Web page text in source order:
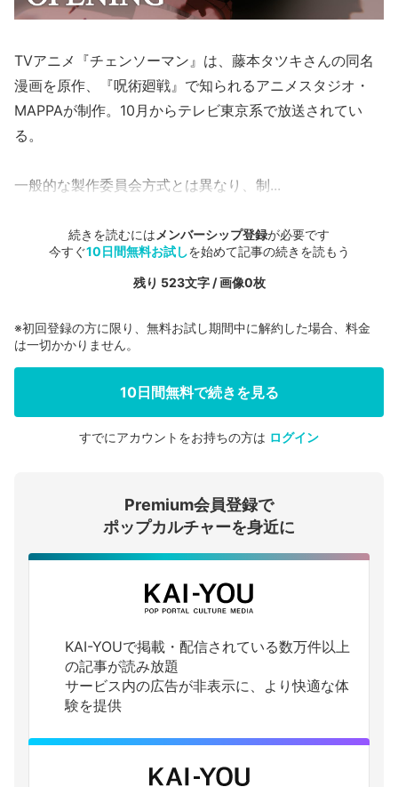
TVアニメ『チェンソーマン』は、藤本タツキさんの同名
漫画を原作、『呪術廻戦』で知られるアニメスタジオ・
MAPPAが制作。10月からテレビ東京系で放送されてい
る。
一般的な製作委員会方式とは異なり、制...
続きを読むには メンバーシップ登録が必要です
今すぐ10日間無料お試しを始めて記事の続きを読もう
残り 523文字 / 画像0枚
会員登録する
ログインする
※初回登録の方に限り、無料お試し期間中に解約した場合、料金
は一切かかりません。
10日間無料で続きを見る
すでにアカウントをお持ちの方は ログイン
Premium会員登録で
ポップカルチャーを身近に
KAI-YOUで掲載・配信されている数万件以上
の記事が読み放題
サービス内の広告が非表示に、より快適な体
験を提供